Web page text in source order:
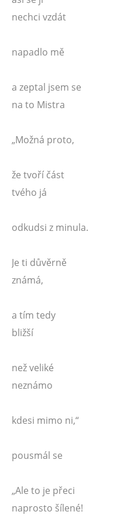
nechci vzdát
napadlo mě
a zeptal jsem se
na to Mistra
„Možná proto,
že tvoří část
tvého já
odkudsi z minula.
Je ti důvěrně
známá,
a tím tedy
bližší
než veliké
neznámo
kdesi mimo ni,“
pousmál se
„Ale to je přeci
naprosto šílené!